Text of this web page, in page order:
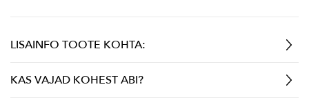
LISAINFO TOOTE KOHTA:
KAS VAJAD KOHEST ABI?